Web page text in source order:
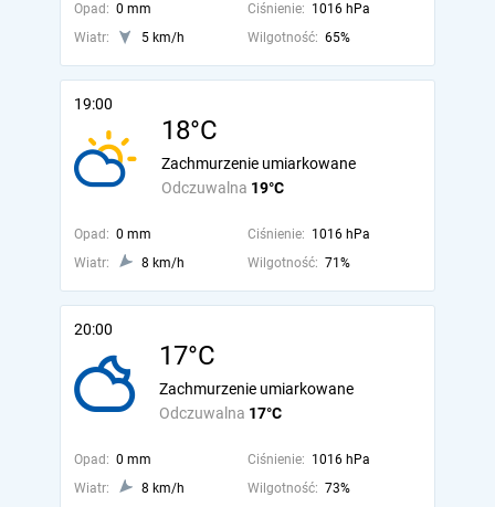
Opad: 0 mm Ciśnienie: 1016 hPa
Wiatr:
5 km/h Wilgotność: 65%
19:00
18°C
Odczuwalna 19°C
Zachmurzenie umiarkowane
Opad: 0 mm Ciśnienie: 1016 hPa
Wiatr:
8 km/h Wilgotność: 71%
20:00
17°C
Odczuwalna 17°C
Zachmurzenie umiarkowane
Opad: 0 mm Ciśnienie: 1016 hPa
Wiatr:
8 km/h Wilgotność: 73%